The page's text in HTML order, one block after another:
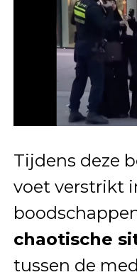
Tijdens deze
voet verstrikt
chaotische
tussen de